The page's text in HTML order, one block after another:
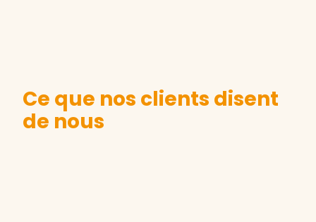
Ce que nos clients disent
de nous